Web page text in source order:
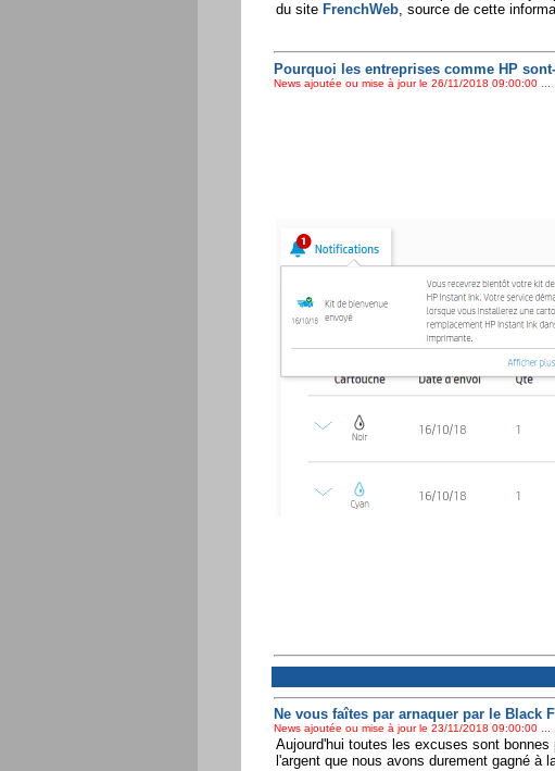
du site FrenchWeb, source de cette
Pourquoi les entreprises comme HP
News ajoutée ou mise à jour le 26/11/2018 09:00:00 ...
Ne vous faîtes par arnaquer par le Black
News ajoutée ou mise à jour le 23/11/2018 09:00:00 ...
Aujourd'hui toutes les excuses sont bonnes
l'argent que nous avons durement gagné